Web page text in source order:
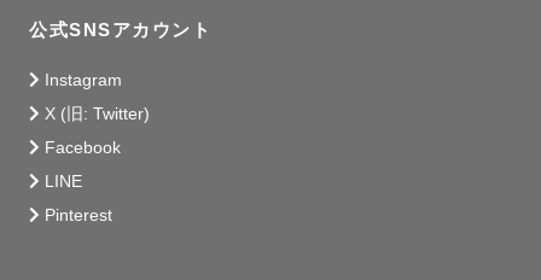
公式SNSアカウント
Instagram
X (旧: Twitter)
Facebook
LINE
Pinterest